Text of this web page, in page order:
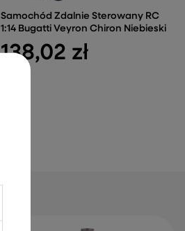
Samochód Zdalnie Sterowany RC
1:14 Bugatti Veyron Chiron Niebieski
138,02 zł